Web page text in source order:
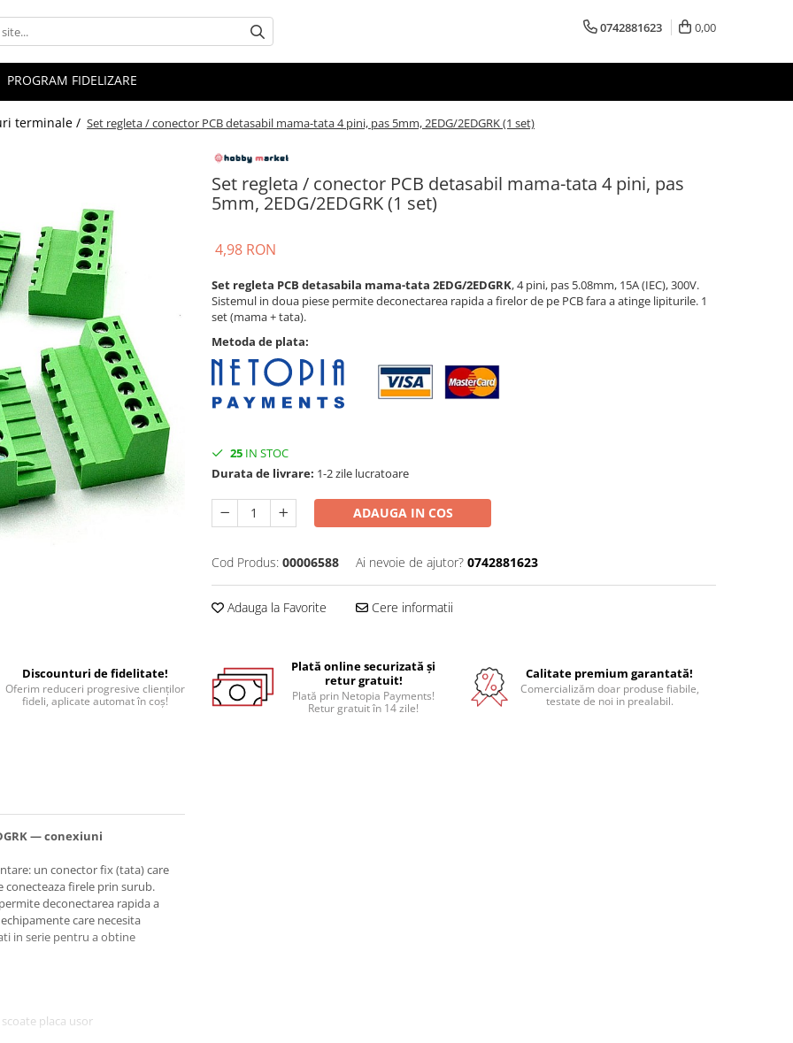
0742881623 0,00
PROGRAM FIDELIZARE
terminale / Set regleta / conector PCB detasabil mama-tata 4 pini, pas 5mm, 2EDG/2EDGRK (1 set)
Set regleta / conector PCB detasabil mama-tata 4 pini, pas
5mm, 2EDG/2EDGRK (1 set)
4,98 RON
Set regleta PCB detasabila mama-tata 2EDG/2EDGRK, 4 pini, pas 5.08mm, 15A (IEC), 300V.
Sistemul in doua piese permite deconectarea rapida a firelor de pe PCB fara a atinge lipiturile. 1
set (mama + tata).
Metoda de plata:
25 IN STOC
Durata de livrare: 1-2 zile lucratoare
ADAUGA IN COS
Cod Produs: 00006588 Ai nevoie de ajutor? 0742881623
Adauga la Favorite Cere informatii
Discounturi de fidelitate!
Oferim reduceri progresive clienților
fideli, aplicate automat în coș!
Plată online securizată și
retur gratuit!
Plată prin Netopia Payments!
Retur gratuit în 14 zile!
Calitate premium garantată!
Comercializăm doar produse fiabile,
testate de noi in prealabil.
— conexiuni
un conector fix (tata) care
conecteaza firele prin surub.
deconectarea rapida a
care necesita
in serie pentru a obtine
placa usor